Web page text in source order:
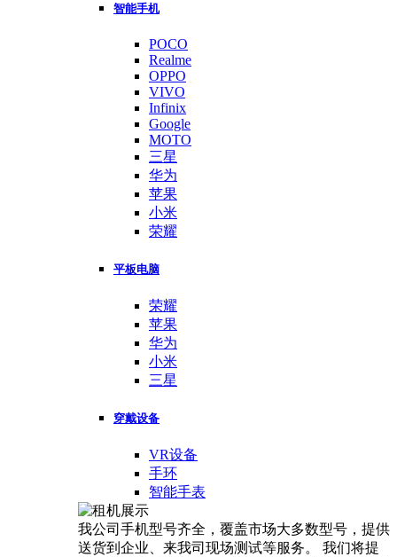
智能手机
POCO
Realme
OPPO
VIVO
Infinix
Google
MOTO
三星
华为
苹果
小米
荣耀
平板电脑
荣耀
苹果
华为
小米
三星
穿戴设备
VR设备
手环
智能手表
我公司手机型号齐全，覆盖市场大多数型号，提供
送货到企业、来我司现场测试等服务。 我们将提